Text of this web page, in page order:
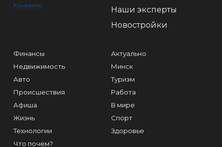
Контакты
Наши эксперты
Новостройки
Финансы
Недвижимость
Авто
Происшествия
Афиша
Жизнь
Технологии
Что почем?
Актуально
Минск
Туризм
Работа
В мире
Спорт
Здоровье